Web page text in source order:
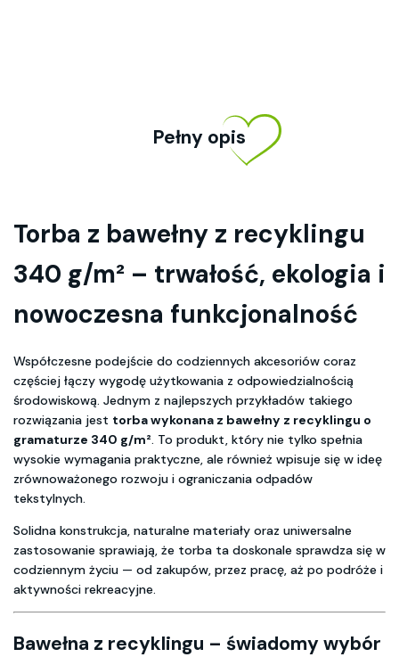
Pełny opis
Torba z bawełny z recyklingu
340 g/m² – trwałość, ekologia i
nowoczesna funkcjonalność
Współczesne podejście do codziennych akcesoriów coraz
częściej łączy wygodę użytkowania z odpowiedzialnością
środowiskową. Jednym z najlepszych przykładów takiego
rozwiązania jest torba wykonana z bawełny z recyklingu o
gramaturze 340 g/m². To produkt, który nie tylko spełnia
wysokie wymagania praktyczne, ale również wpisuje się w ideę
zrównoważonego rozwoju i ograniczania odpadów
tekstylnych.
Solidna konstrukcja, naturalne materiały oraz uniwersalne
zastosowanie sprawiają, że torba ta doskonale sprawdza się w
codziennym życiu — od zakupów, przez pracę, aż po podróże i
aktywności rekreacyjne.
Bawełna z recyklingu – świadomy wybór